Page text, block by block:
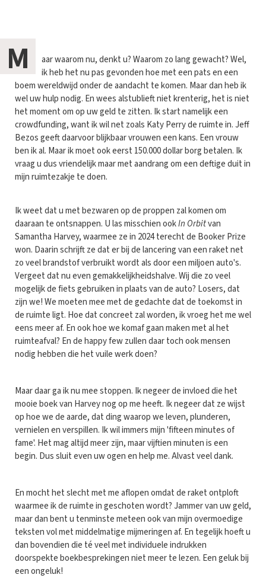
M
aar waarom nu, denkt u? Waarom zo lang gewacht? Wel,
ik heb het nu pas gevonden hoe met een pats en een
boem wereldwijd onder de aandacht te komen. Maar dan heb ik
wel uw hulp nodig. En wees alstublieft niet krenterig, het is niet
het moment om op uw geld te zitten. Ik start namelijk een
crowdfunding, want ik wil net zoals Katy Perry de ruimte in. Jeff
Bezos geeft daarvoor blijkbaar vrouwen een kans. Een vrouw
ben ik al. Maar ik moet ook eerst 150.000 dollar borg betalen. Ik
vraag u dus vriendelijk maar met aandrang om een deftige duit in
mijn ruimtezakje te doen.
Ik weet dat u met bezwaren op de proppen zal komen om
daaraan te ontsnappen. U las misschien ookIn Orbitvan
Samantha Harvey, waarmee ze in 2024 terecht de Booker Prize
won. Daarin schrijft ze dat er bij de lancering van een raket net
zo veel brandstof verbruikt wordt als door een miljoen auto's.
Vergeet dat nu even gemakkelijkheidshalve. Wij die zo veel
mogelijk de fiets gebruiken in plaats van de auto? Losers, dat
zijn we! We moeten mee met de gedachte dat de toekomst in
de ruimte ligt. Hoe dat concreet zal worden, ik vroeg het me wel
eens meer af. En ook hoe we komaf gaan maken met al het
ruimteafval? En de happy few zullen daar toch ook mensen
nodig hebben die het vuile werk doen?
Maar daar ga ik nu mee stoppen. Ik negeer de invloed die het
mooie boek van Harvey nog op me heeft. Ik negeer dat ze wijst
op hoe we de aarde, dat ding waarop we leven, plunderen,
vernielen en verspillen. Ik wil immers mijn 'fifteen minutes of
fame'. Het mag altijd meer zijn, maar vijftien minuten is een
begin. Dus sluit even uw ogen en help me. Alvast veel dank.
En mocht het slecht met me aflopen omdat de raket ontploft
waarmee ik de ruimte in geschoten wordt? Jammer van uw geld,
maar dan bent u tenminste meteen ook van mijn overmoedige
teksten vol met middelmatige mijmeringen af. En tegelijk hoeft u
dan bovendien die té veel met individuele indrukken
doorspekte boekbesprekingen niet meer te lezen. Een geluk bij
een ongeluk!